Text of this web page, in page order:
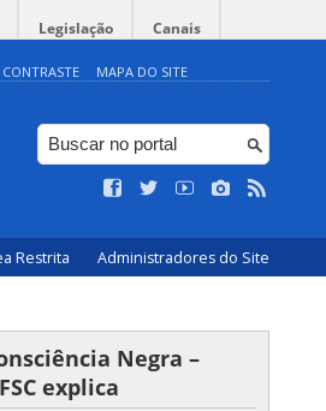
Legislação Canais
MAPA DO SITE
Restrita Administradores do Site
Negra –
explica